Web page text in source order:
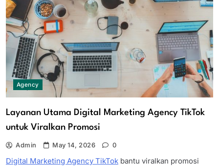
Agency
Layanan Utama Digital Marketing Agency TikTok
untuk Viralkan Promosi
Admin May 14, 2026 0
Digital Marketing Agency TikTok bantu viralkan promosi